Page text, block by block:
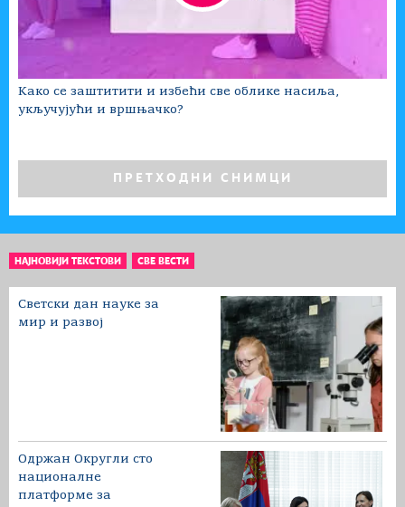
Како се заштитити и избећи све облике насиља,
укључујући и вршњачко?
ПРЕТХОДНИ СНИМЦИ
НАЈНОВИЈИ ТЕКСТОВИ СВЕ ВЕСТИ
Светски дан науке за
мир и развој
Одржан Округли сто
националне
платформе за